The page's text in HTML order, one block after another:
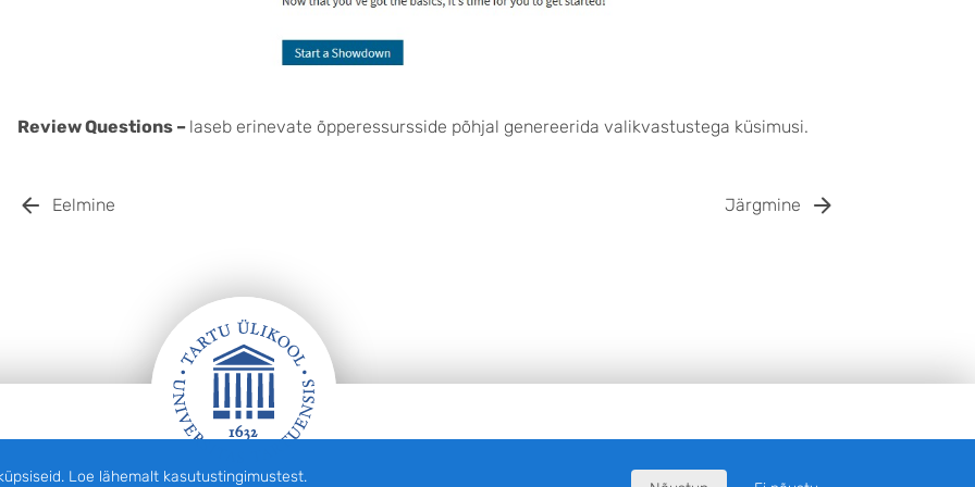
Review Questions – laseb erinevate õpperessursside põhjal genereerida valikvastustega küsimusi.
Eelmine Järgmine
Loe lähemalt kasutustingimustest.